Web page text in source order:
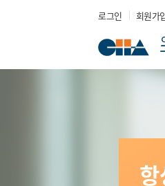
로그인 회원가